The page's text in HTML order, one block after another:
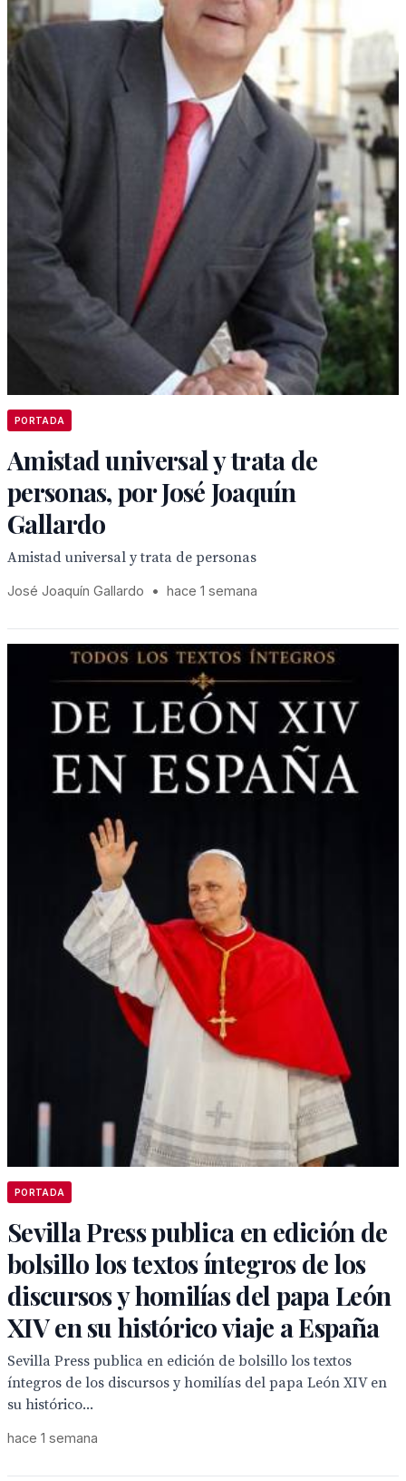
PORTADA
Amistad universal y trata de
personas, por José Joaquín
Gallardo
Amistad universal y trata de personas
José Joaquín Gallardo • hace 1 semana
PORTADA
Sevilla Press publica en edición de
bolsillo los textos íntegros de los
discursos y homilías del papa León
XIV en su histórico viaje a España
Sevilla Press publica en edición de bolsillo los textos
íntegros de los discursos y homilías del papa León XIV en
su histórico...
hace 1 semana